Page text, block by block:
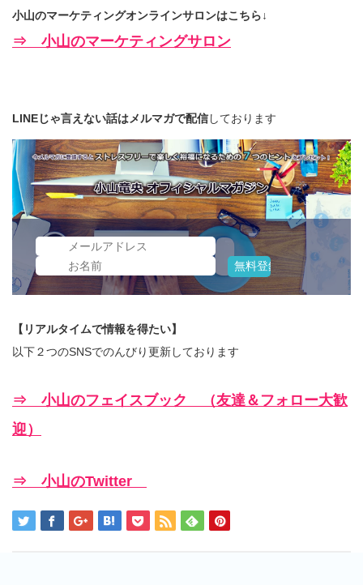
小山のマーケティングオンラインサロンはこちら↓
⇒ 小山のマーケティングサロン
LINEじゃ言えない話はメルマガで配信しております
【リアルタイムで情報を得たい】
以下２つのSNSでのんびり更新しております
⇒ 小山のフェイスブック （友達＆フォロー大歓
迎）
⇒ 小山のTwitter